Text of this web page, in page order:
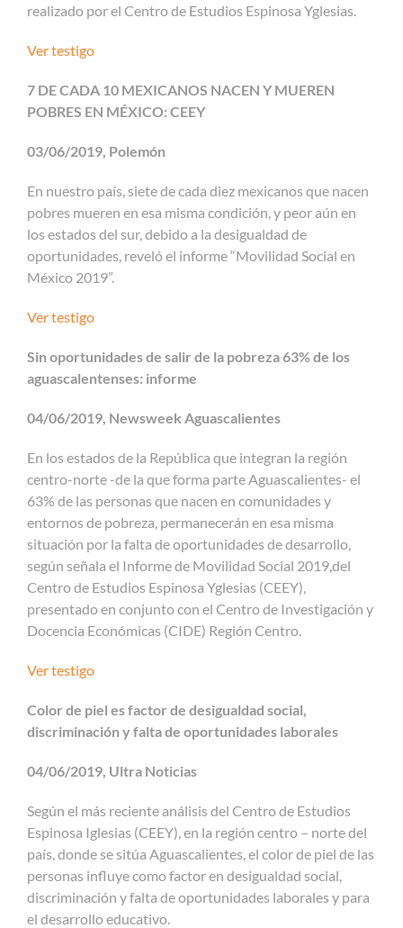
realizado por el Centro de Estudios Espinosa Yglesias.
Ver testigo
7 DE CADA 10 MEXICANOS NACEN Y MUEREN
POBRES EN MÉXICO: CEEY
03/06/2019, Polemón
En nuestro país, siete de cada diez mexicanos que nacen
pobres mueren en esa misma condición, y peor aún en
los estados del sur, debido a la desigualdad de
oportunidades, reveló el informe “Movilidad Social en
México 2019”.
Ver testigo
Sin oportunidades de salir de la pobreza 63% de los
aguascalentenses: informe
04/06/2019, Newsweek Aguascalientes
En los estados de la República que integran la región
centro-norte -de la que forma parte Aguascalientes- el
63% de las personas que nacen en comunidades y
entornos de pobreza, permanecerán en esa misma
situación por la falta de oportunidades de desarrollo,
según señala el Informe de Movilidad Social 2019,del
Centro de Estudios Espinosa Yglesias (CEEY),
presentado en conjunto con el Centro de Investigación y
Docencia Económicas (CIDE) Región Centro.
Ver testigo
Color de piel es factor de desigualdad social,
discriminación y falta de oportunidades laborales
04/06/2019, Ultra Noticias
Según el más reciente análisis del Centro de Estudios
Espinosa Iglesias (CEEY), en la región centro – norte del
país, donde se sitúa Aguascalientes, el color de piel de las
personas influye como factor en desigualdad social,
discriminación y falta de oportunidades laborales y para
el desarrollo educativo.